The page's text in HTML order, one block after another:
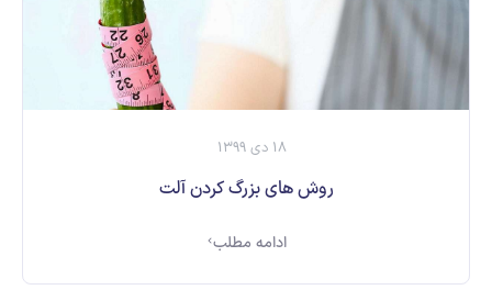
18 دی 1399
روش های بزرگ کردن آلت
ادامه مطلب